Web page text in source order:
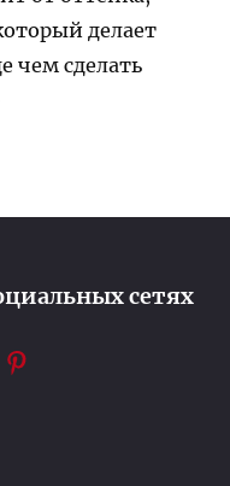
делает
чем сделать
сетях